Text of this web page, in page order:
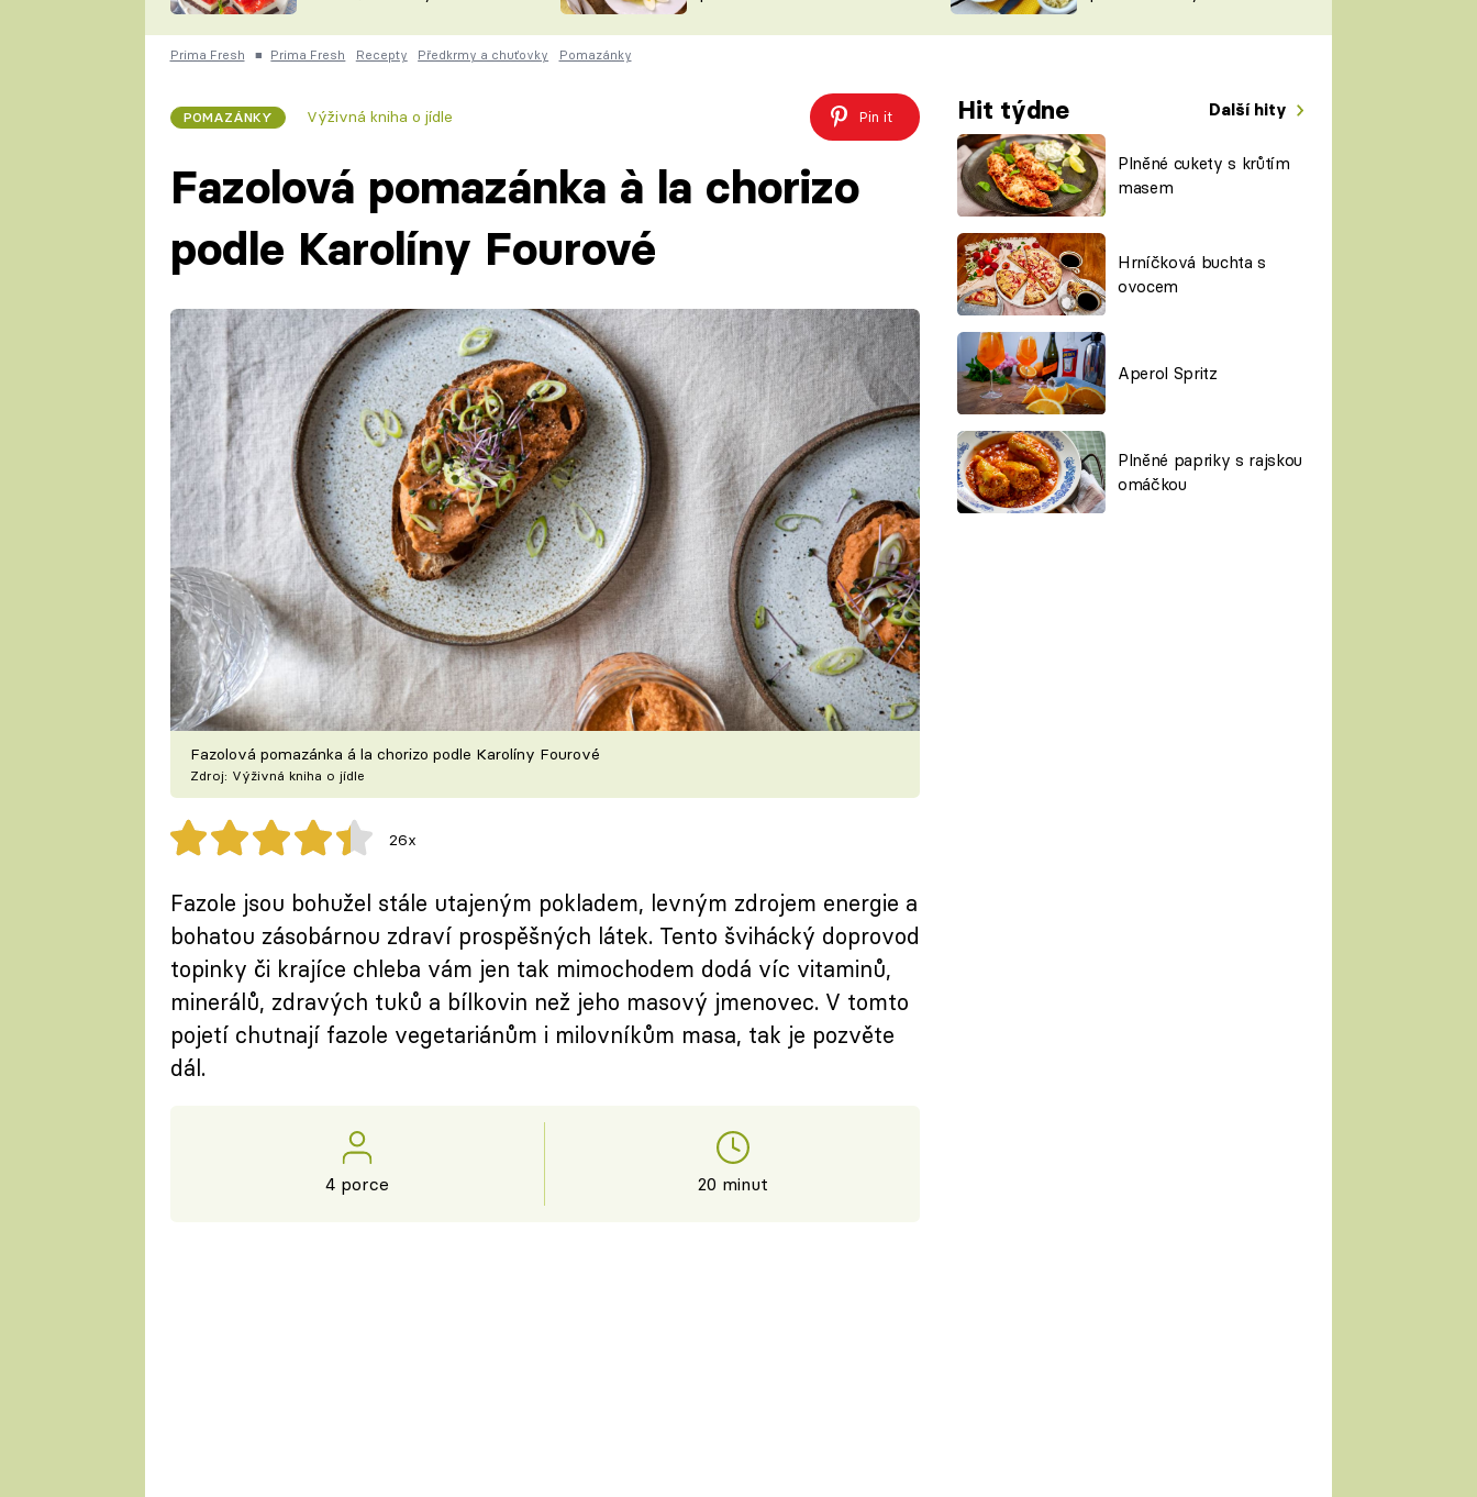
ČESKO NA TALÍŘI
KUCHAŘKA
VYCHYTÁVKY
ŠÉFREDAKTORKY
ČASOPIS
Prima Fresh ■ Prima Fresh Recepty Předkrmy a chuťovky Pomazánky
POMAZÁNKY Výživná kniha o jídle Pin it Hit týdne Další hity
Plněné cukety s krůtím
masem
Hrníčková buchta s
ovocem
Aperol Spritz
Plněné papriky s rajskou
omáčkou
Fazolová pomazánka à la chorizo
podle Karolíny Fourové
Fazolová pomazánka á la chorizo podle Karolíny Fourové
Zdroj: Výživná kniha o jídle
26x
Fazole jsou bohužel stále utajeným pokladem, levným zdrojem energie a
bohatou zásobárnou zdraví prospěšných látek. Tento švihácký doprovod
topinky či krajíce chleba vám jen tak mimochodem dodá víc vitaminů,
minerálů, zdravých tuků a bílkovin než jeho masový jmenovec. V tomto
pojetí chutnají fazole vegetariánům i milovníkům masa, tak je pozvěte
dál.
4 porce 20 minut